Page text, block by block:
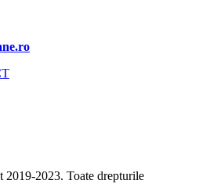
2023. Toate drepturile